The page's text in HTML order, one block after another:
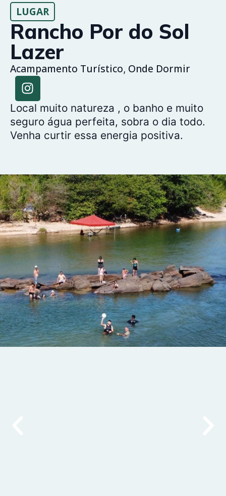
LUGAR
Rancho Por do Sol
Lazer
Acampamento Turístico, Onde Dormir
Local muito natureza , o banho e muito
seguro água perfeita, sobra o dia todo.
Venha curtir essa energia positiva.